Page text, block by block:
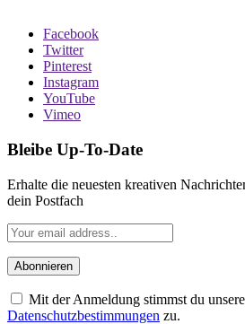
Facebook
Twitter
Pinterest
Instagram
YouTube
Vimeo
Bleibe Up-To-Date
Erhalte die neuesten kreativen
dein Postfach
Mit der Anmeldung stimmst du
Datenschutzbestimmungen zu.